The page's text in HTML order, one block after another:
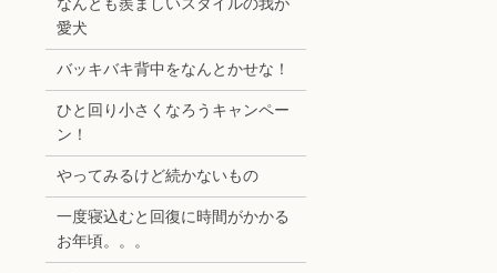
なんとも羨ましいスタイルの我が
愛犬
バッキバキ背中をなんとかせな！
ひと回り小さくなろうキャンペー
ン！
やってみるけど続かないもの
一度寝込むと回復に時間がかかる
お年頃。。。